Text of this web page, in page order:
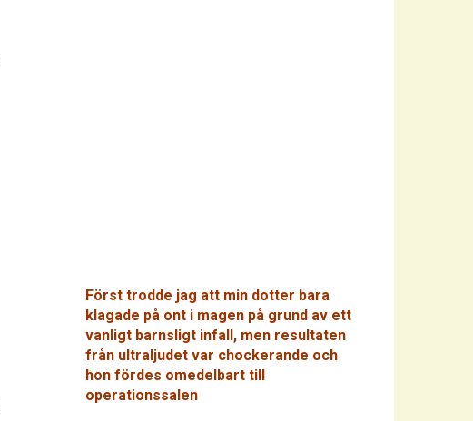
Först trodde jag att min dotter bara
klagade på ont i magen på grund av ett
vanligt barnsligt infall, men resultaten
från ultraljudet var chockerande och
hon fördes omedelbart till
operationssalen